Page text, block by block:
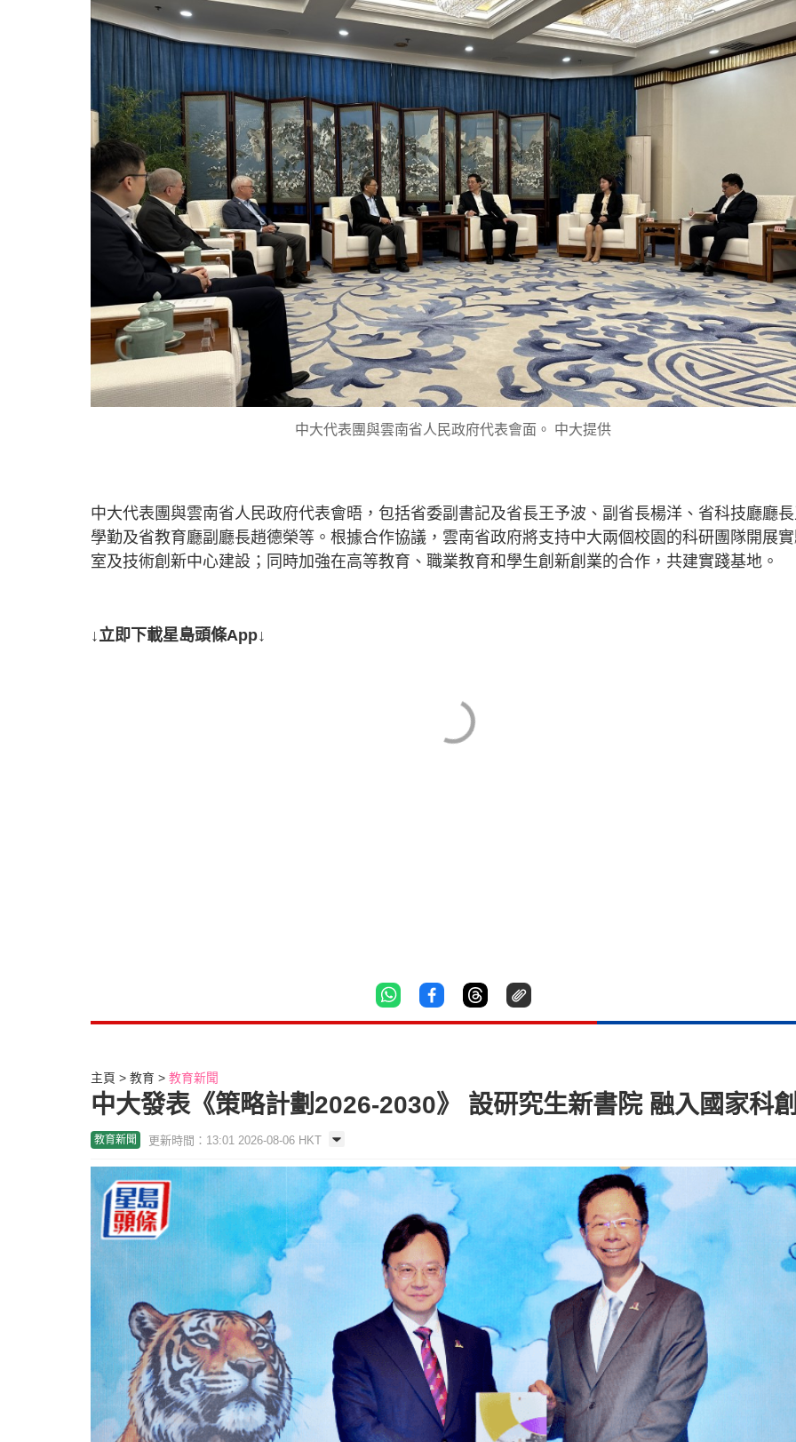
中大代表團與雲南省人民政府代表會面。 中大提供
中大代表團與雲南省人民政府代表會晤，包括省委副書記及省長王予波、副省長楊洋、省科技廳廳
學勤及省教育廳副廳長趙德榮等。根據合作協議，雲南省政府將支持中大兩個校園的科研團隊開展
室及技術創新中心建設；同時加強在高等教育、職業教育和學生創新創業的合作，共建實踐基地。
↓立即下載星島頭條App↓
主頁 教育 教育新聞
中大發表《策略計劃2026-2030》 設研究生新書院 融入國家科
教育新聞 更新時間：13:01 2026-08-06 HKT